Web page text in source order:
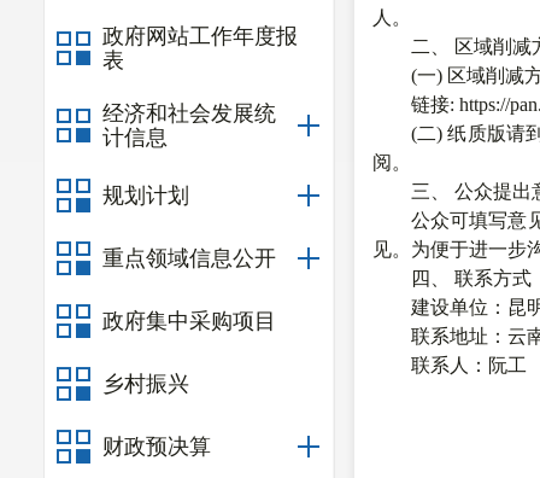
政府网站工作年度报
表
经济和社会发展统
计信息
规划计划
重点领域信息公开
政府集中采购项目
乡村振兴
财政预决算
人。
二、
区域削减
(一) 区域削减
链接: https://
(二)纸质版请
阅。
三、
公众提出
公众可填写意
见。为便于进一步
四、
联系方式
建设单位： 昆
联系地址： 云
联系人： 阮工